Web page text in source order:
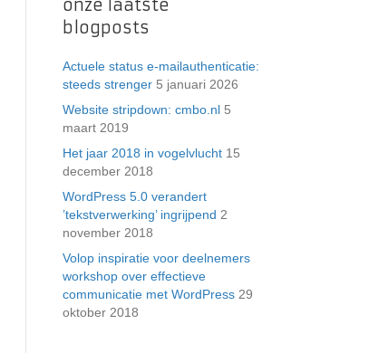
onze laatste
blogposts
Actuele status e-mailauthenticatie:
steeds strenger 5 januari 2026
Website stripdown: cmbo.nl 5
maart 2019
Het jaar 2018 in vogelvlucht 15
december 2018
WordPress 5.0 verandert
’tekstverwerking’ ingrijpend 2
november 2018
Volop inspiratie voor deelnemers
workshop over effectieve
communicatie met WordPress 29
oktober 2018